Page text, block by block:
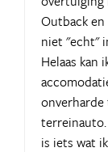
Outback
niet "echt"
Helaas kan
is iets wat